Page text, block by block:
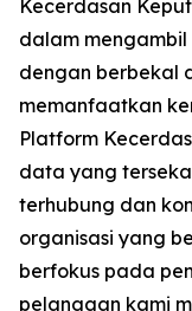
Kecerdasan
dalam
dengan berbekal
memanfaatkan
Platform
data yang
terhubung dan
organisasi yang
berfokus pada
pelanggan kami